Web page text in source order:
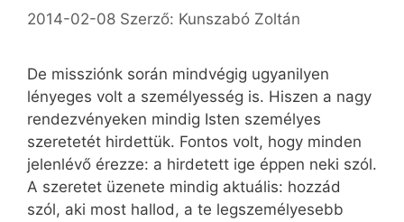
2014-02-08 Szerző: Kunszabó Zoltán
De missziónk során mindvégig ugyanilyen
lényeges volt a személyesség is. Hiszen a nagy
rendezvényeken mindig Isten személyes
szeretetét hirdettük. Fontos volt, hogy minden
jelenlévő érezze: a hirdetett ige éppen neki szól.
A szeretet üzenete mindig aktuális: hozzád
szól, aki most hallod, a te legszemélyesebb